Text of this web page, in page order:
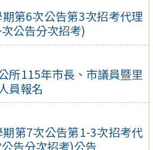
第6次公告第3次招考代理
公告分次招考)
所115年市長、市議員暨里
員報名
第7次公告第1-3次招考代
告分次招考)公告